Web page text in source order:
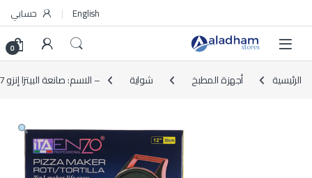
English حسابي
0
الرئيسية أجهزة المطبخ شواية – الاسم: صانعة البيتزا إنزو ITA-50027